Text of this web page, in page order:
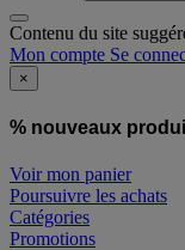
Contenu du site
Mon compte Se
×
% nouveaux
Voir mon panier
Poursuivre les achats
Catégories
Promotions